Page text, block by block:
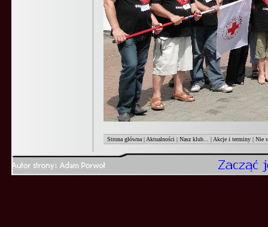
Strona główna| Aktualności | Nasz klub... | Akcje i terminy| Nie